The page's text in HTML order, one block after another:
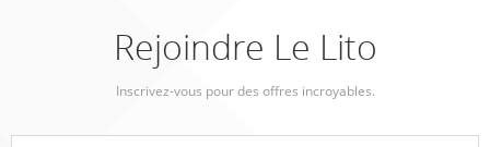
Rejoindre Le Lito
Inscrivez-vous pour des offres incroyables.